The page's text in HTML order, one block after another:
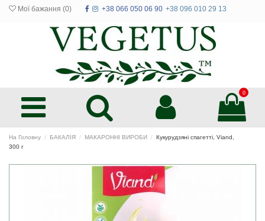
Мої бажання (0) +38 066 050 06 90 +38 096 010 29 13
0
На Головну БАКАЛІЯ МАКАРОННІ ВИРОБИ
Кукурудзяні спагетті, Viand,
300 г